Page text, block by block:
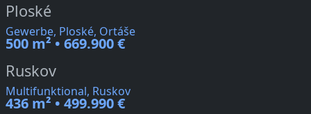
Ploské
Gewerbe, Ploské, Ortáše
500 m² • 669.900 €
Ruskov
Multifunktional, Ruskov
436 m² • 499.990 €